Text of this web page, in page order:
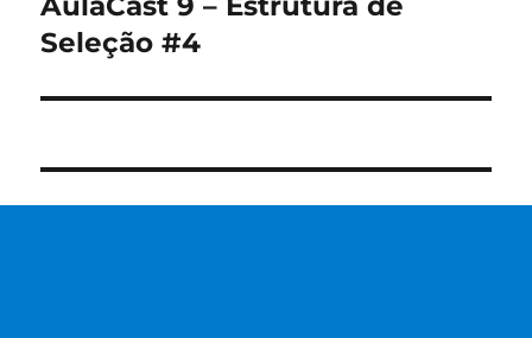
Próximo
post:
Seleção #4